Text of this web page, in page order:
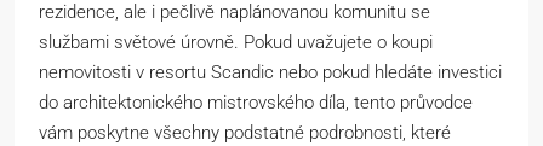
rezidence, ale i pečlivě naplánovanou komunitu se
službami světové úrovně. Pokud uvažujete o koupi
nemovitosti v resortu Scandic nebo pokud hledáte investici
do architektonického mistrovského díla, tento průvodce
vám poskytne všechny podstatné podrobnosti, které